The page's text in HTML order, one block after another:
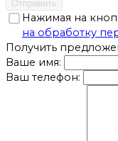
Отправить
Нажимая на
на обработку
Получить
Ваше имя:
Ваш телефон: